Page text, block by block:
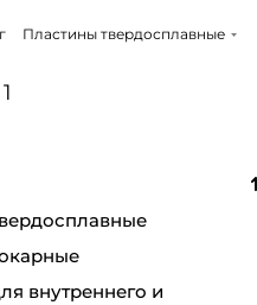
Пластины твердосплавные
1
внутреннего и